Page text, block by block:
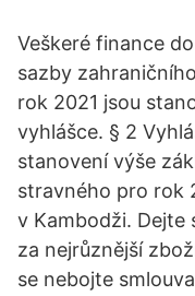
Veškeré finance
sazby
rok 2021 jsou
vyhlášce. § 2
stanovení výše
stravného pro rok
v Kambodži. Dejte
za nejrůznější
se nebojte